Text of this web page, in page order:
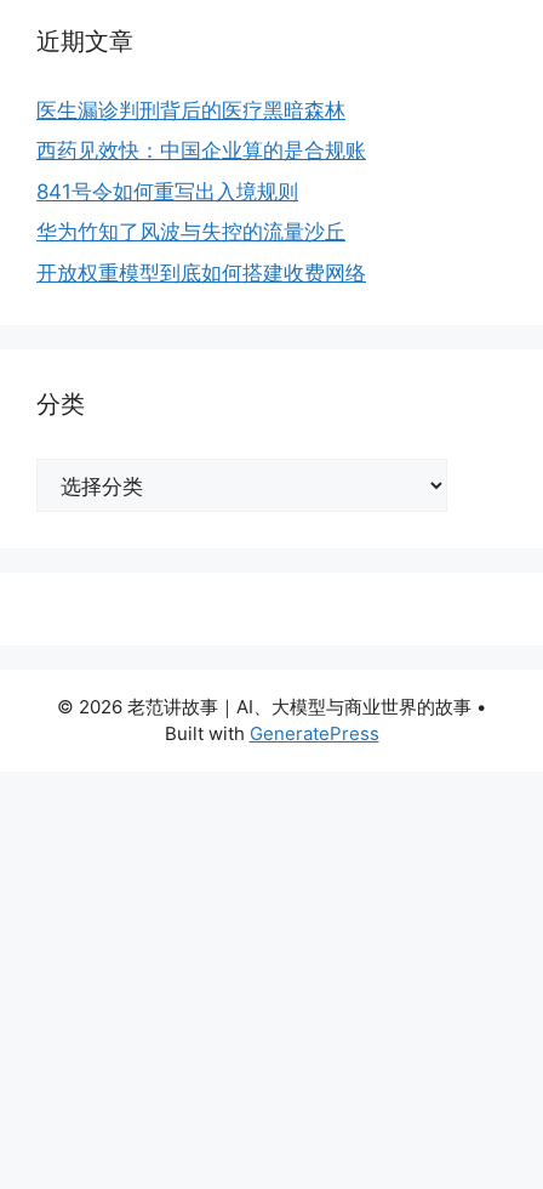
近期文章
医生漏诊判刑背后的医疗黑暗森林
西药见效快：中国企业算的是合规账
841号令如何重写出入境规则
华为竹知了风波与失控的流量沙丘
开放权重模型到底如何搭建收费网络
分类
© 2026 老范讲故事｜AI、大模型与商业世界的故事 •
Built with GeneratePress